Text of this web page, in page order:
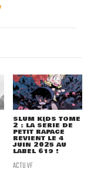
SLUM KIDS TOME
2 : LA SÉRIE DE
PETIT RAPACE
REVIENT LE 4
JUIN 2025 AU
LABEL 619 !
ACTU VF